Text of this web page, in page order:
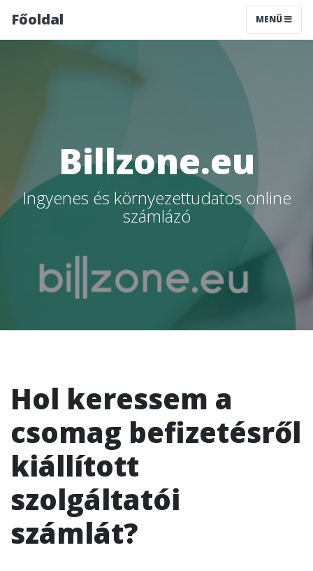
Főoldal MENÜ
Billzone.eu
Ingyenes és környezettudatos online
számlázó
Hol keressem a
csomag befizetésről
kiállított
szolgáltatói
számlát?